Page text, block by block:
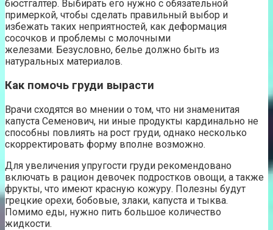
бюстгалтер. Выбирать его нужно с обязательной
примеркой, чтобы сделать правильный выбор и
избежать таких неприятностей, как деформация
сосочков и проблемы с молочными
железами. Безусловно, белье должно быть из
натуральных материалов.
Как помочь груди вырасти
Врачи сходятся во мнении о том, что ни знаменитая
капуста Семенович, ни иные продукты кардинально не
способны повлиять на рост груди, однако несколько
скорректировать форму вполне возможно.
Для увеличения упругости груди рекомендовано
включать в рацион девочек подростков овощи, а также
фрукты, что имеют красную кожуру. Полезны будут
грецкие орехи, бобовые, злаки, капуста и тыква.
Помимо еды, нужно пить большое количество
жидкости.